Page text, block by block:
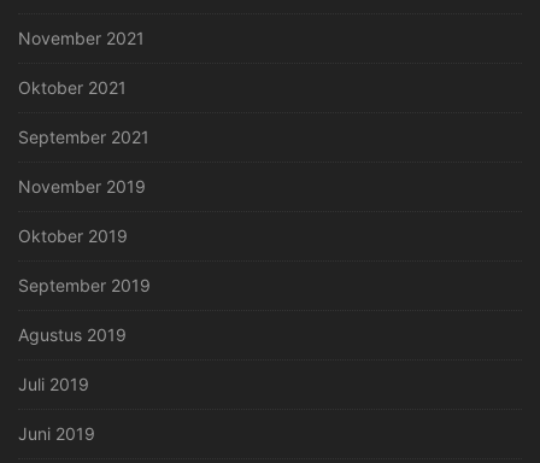
November 2021
Oktober 2021
September 2021
November 2019
Oktober 2019
September 2019
Agustus 2019
Juli 2019
Juni 2019